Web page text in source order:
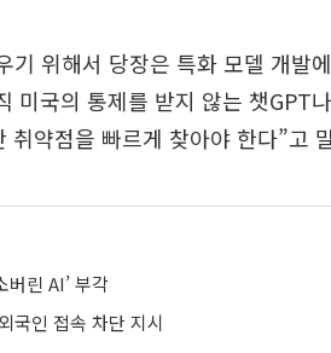
기 위해서 당장은 특화 모델 개발
미국의 통제를 받지 않는 챗GPT
약점을 빠르게 찾아야 한다”고
린 AI’ 부각
국인 접속 차단 지시